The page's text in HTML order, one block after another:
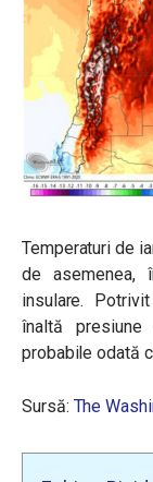
Temperaturi de
de asemenea,
insulare.
înaltă
probabile odată
Sursă: The